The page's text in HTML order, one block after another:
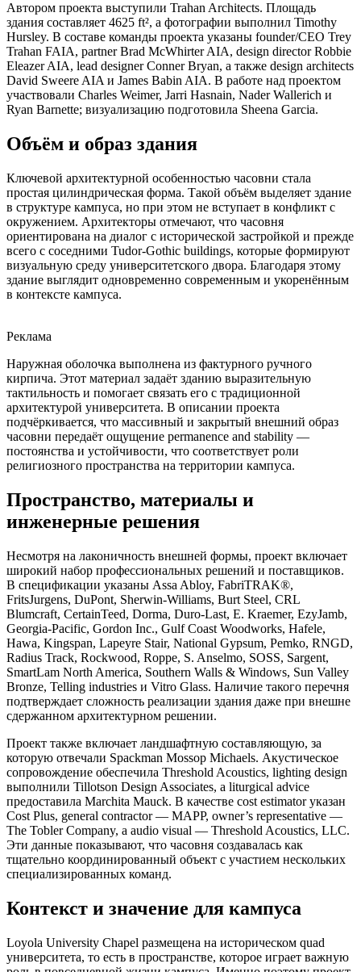
Автором проекта выступили Trahan Architects. Площадь
здания составляет 4625 ft², а фотографии выполнил Timothy
Hursley. В составе команды проекта указаны founder/CEO Trey
Trahan FAIA, partner Brad McWhirter AIA, design director Robbie
Eleazer AIA, lead designer Conner Bryan, а также design architects
David Sweere AIA и James Babin AIA. В работе над проектом
участвовали Charles Weimer, Jarri Hasnain, Nader Wallerich и
Ryan Barnette; визуализацию подготовила Sheena Garcia.
Объём и образ здания
Ключевой архитектурной особенностью часовни стала
простая цилиндрическая форма. Такой объём выделяет здание
в структуре кампуса, но при этом не вступает в конфликт с
окружением. Архитекторы отмечают, что часовня
ориентирована на диалог с исторической застройкой и прежде
всего с соседними Tudor-Gothic buildings, которые формируют
визуальную среду университетского двора. Благодаря этому
здание выглядит одновременно современным и укоренённым
в контексте кампуса.
Реклама
Наружная оболочка выполнена из фактурного ручного
кирпича. Этот материал задаёт зданию выразительную
тактильность и помогает связать его с традиционной
архитектурой университета. В описании проекта
подчёркивается, что массивный и закрытый внешний образ
часовни передаёт ощущение permanence and stability —
постоянства и устойчивости, что соответствует роли
религиозного пространства на территории кампуса.
Пространство, материалы и
инженерные решения
Несмотря на лаконичность внешней формы, проект включает
широкий набор профессиональных решений и поставщиков.
В спецификации указаны Assa Abloy, FabriTRAK®,
FritsJurgens, DuPont, Sherwin-Williams, Burt Steel, CRL
Blumcraft, CertainTeed, Dorma, Duro-Last, E. Kraemer, EzyJamb,
Georgia-Pacific, Gordon Inc., Gulf Coast Woodworks, Hafele,
Hawa, Kingspan, Lapeyre Stair, National Gypsum, Pemko, RNGD,
Radius Track, Rockwood, Roppe, S. Anselmo, SOSS, Sargent,
SmartLam North America, Southern Walls & Windows, Sun Valley
Bronze, Telling industries и Vitro Glass. Наличие такого перечня
подтверждает сложность реализации здания даже при внешне
сдержанном архитектурном решении.
Проект также включает ландшафтную составляющую, за
которую отвечали Spackman Mossop Michaels. Акустическое
сопровождение обеспечила Threshold Acoustics, lighting design
выполнили Tillotson Design Associates, а liturgical advice
предоставила Marchita Mauck. В качестве cost estimator указан
Cost Plus, general contractor — MAPP, owner’s representative —
The Tobler Company, а audio visual — Threshold Acoustics, LLC.
Эти данные показывают, что часовня создавалась как
тщательно координированный объект с участием нескольких
специализированных команд.
Контекст и значение для кампуса
Loyola University Chapel размещена на историческом quad
университета, то есть в пространстве, которое играет важную